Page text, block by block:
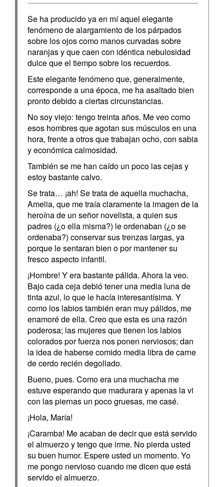
Se ha producido ya en mí aquel elegante
fenómeno de alargamiento de los párpados
sobre los ojos como manos curvadas sobre
naranjas y que caen con idéntica nebulosidad
dulce que el tiempo sobre los recuerdos.
Este elegante fenómeno que, generalmente,
corresponde a una época, me ha asaltado bien
pronto debido a ciertas circunstancias.
No soy viejo: tengo treinta años. Me veo como
esos hombres que agotan sus músculos en una
hora, frente a otros que trabajan ocho, con sabia
y económica calmosidad.
También se me han caído un poco las cejas y
estoy bastante calvo.
Se trata… ¡ah! Se trata de aquella muchacha,
Amelia, que me traía claramente la imagen de la
heroína de un señor novelista, a quien sus
padres (¿o ella misma?) le ordenaban (¿o se
ordenaba?) conservar sus trenzas largas, ya
porque le sentaran bien o por mantener su
fresco aspecto infantil.
¡Hombre! Y era bastante pálida. Ahora la veo.
Bajo cada ceja debió tener una media luna de
tinta azul, lo que le hacía interesantísima. Y
como los labios también eran muy pálidos, me
enamoré de ella. Creo que esta es una razón
poderosa; las mujeres que tienen los labios
colorados por fuerza nos ponen nerviosos; dan
la idea de haberse comido media libra de carne
de cerdo recién degollado.
Bueno, pues. Como era una muchacha me
estuve esperando que madurara y apenas la vi
con las piernas un poco gruesas, me casé.
¡Hola, María!
¡Caramba! Me acaban de decir que está servido
el almuerzo y tengo que irme. No pierda usted
su buen humor. Espere usted un momento. Yo
me pongo nervioso cuando me dicen que está
servido el almuerzo.